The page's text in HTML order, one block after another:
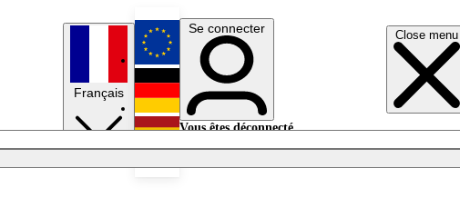
Close menu
Français
English
Deutsch
Se connecter
Vous êtes déconnecté.